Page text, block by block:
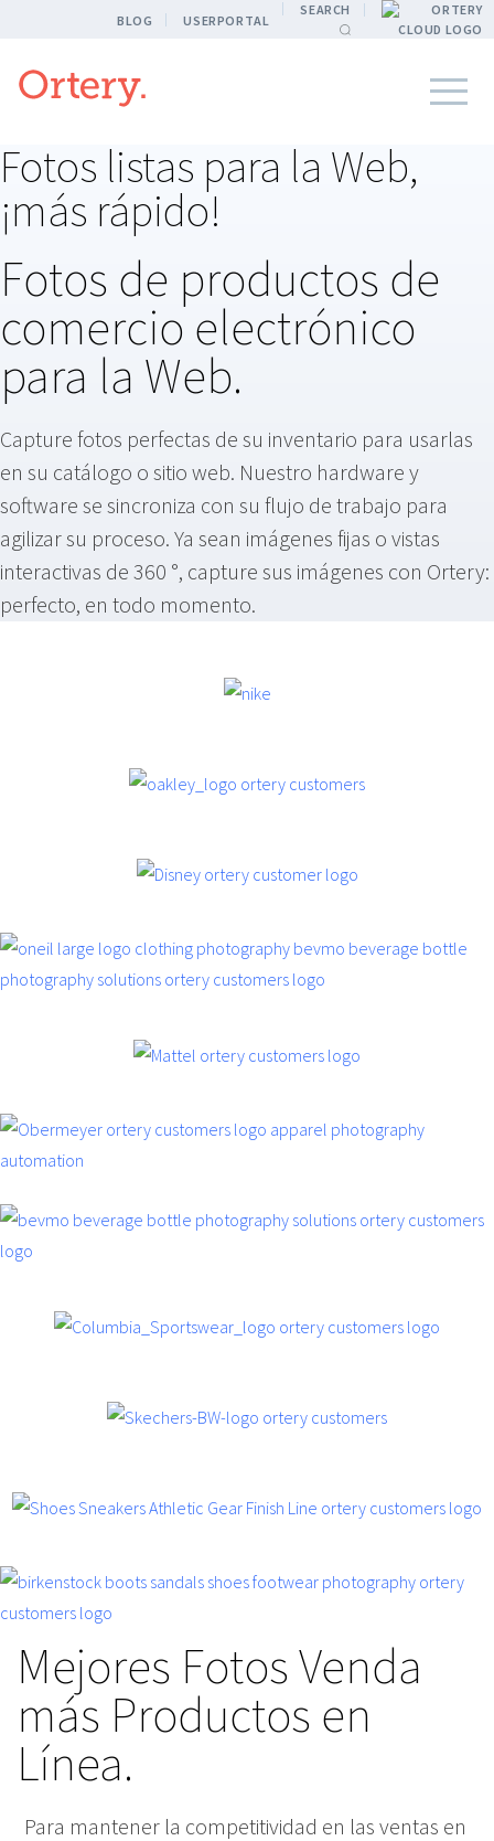
BLOG USERPORTAL
SEARCH
Fotos listas para la Web,
¡más rápido!
Fotos de productos de
comercio electrónico
para la Web.
Capture fotos perfectas de su inventario para usarlas
en su catálogo o sitio web. Nuestro hardware y
software se sincroniza con su flujo de trabajo para
agilizar su proceso. Ya sean imágenes fijas o vistas
interactivas de 360 °, capture sus imágenes con Ortery:
perfecto, en todo momento.
Mejores Fotos Venda
más Productos en
Línea.
Para mantener la competitividad en las ventas en